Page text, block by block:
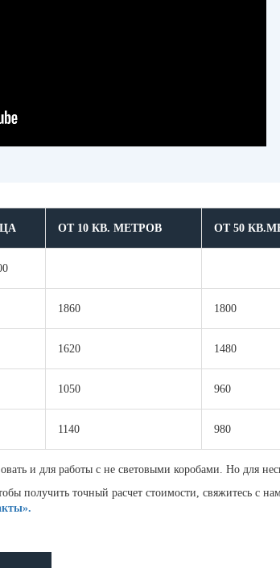
ОТ 10 КВ. МЕТРОВ ОТ 50
1860 1800
1620 1480
1050 960
1140 980
и для работы с не световыми коробами. Но для
получить точный расчет стоимости, свяжитесь с